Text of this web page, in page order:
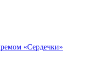
«Сердечки»